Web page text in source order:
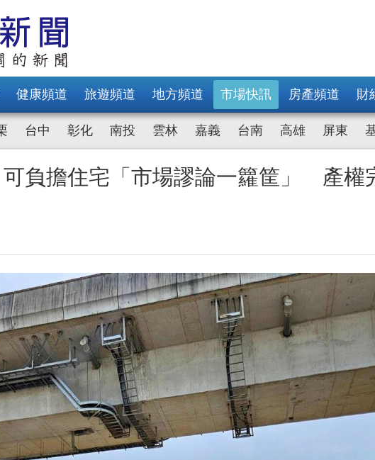
健康頻道 旅遊頻道 地方頻道 市場快訊 房產頻道 財
台中 彰化 南投 雲林 嘉義 台南 高雄 屏東
負擔住宅「市場謬論一籮筐」 產權